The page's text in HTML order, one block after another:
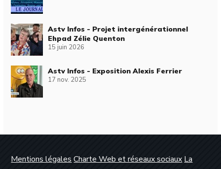
Astv Infos - Projet intergénérationnel
Ehpad Zélie Quenton
15 juin 2026
Astv Infos - Exposition Alexis Ferrier
17 nov. 2025
Mentions légales Charte Web et réseaux sociaux La